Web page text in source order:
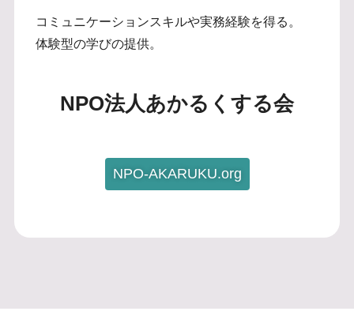
コミュニケーションスキルや実務経験を得る。
体験型の学びの提供。
NPO法人あかるくする会
NPO-AKARUKU.org